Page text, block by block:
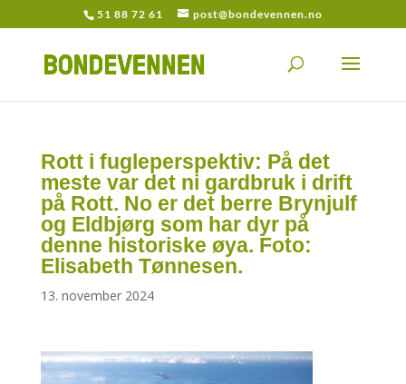
51 88 72 61 post@bondevennen.no
Rott i fugleperspektiv: På det
meste var det ni gardbruk i drift
på Rott. No er det berre Brynjulf
og Eldbjørg som har dyr på
denne historiske øya. Foto:
Elisabeth Tønnesen.
13. november 2024